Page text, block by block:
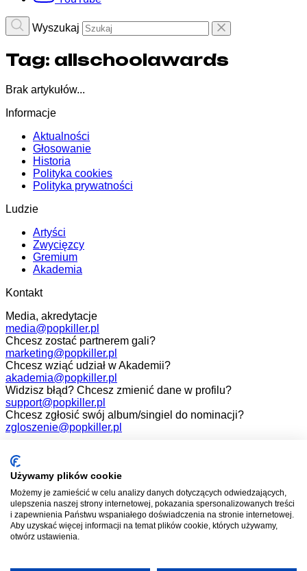
Wyszukaj
Tag: allschoolawards
Brak artykułów...
Informacje
Aktualności
Głosowanie
Historia
Polityka cookies
Polityka prywatności
Ludzie
Artyści
Zwycięzcy
Gremium
Akademia
Kontakt
Media, akredytacje
media@popkiller.pl
Chcesz zostać partnerem gali?
marketing@popkiller.pl
Chcesz wziąć udział w Akademii?
akademia@popkiller.pl
Widzisz błąd? Chcesz zmienić dane w profilu?
support@popkiller.pl
Chcesz zgłosić swój album/singiel do nominacji?
zgloszenie@popkiller.pl
Instagram
YouTube
Używamy plików cookie
Możemy je zamieścić w celu analizy danych dotyczących odwiedzających,
ulepszenia naszej strony internetowej, pokazania spersonalizowanych treści
i zapewnienia Państwu wspaniałego doświadczenia na stronie internetowej.
Aby uzyskać więcej informacji na temat plików cookie, których używamy,
otwórz ustawienia.